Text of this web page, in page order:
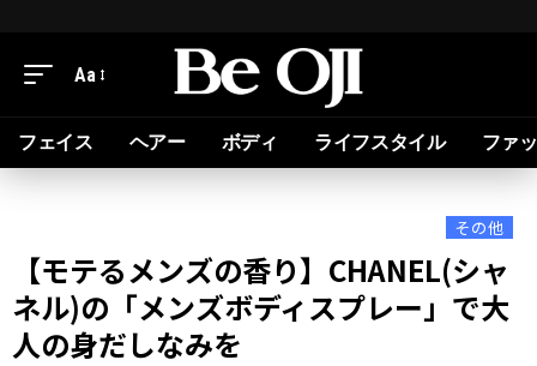
Aa
フェイス ヘアー ボディ ライフスタイル ファ
その他
【モテるメンズの香り】CHANEL(シャ
ネル)の「メンズボディスプレー」で大
人の身だしなみを